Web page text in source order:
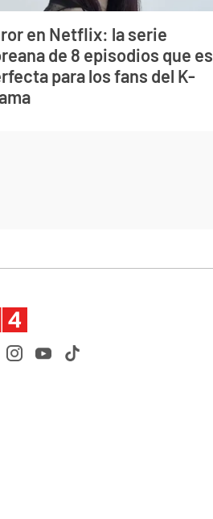
en Netflix: la serie
de 8 episodios que es
para los fans del K-